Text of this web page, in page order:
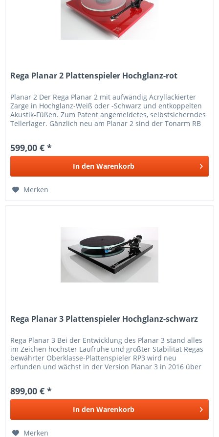
Rega Planar 2 Plattenspieler Hochglanz-rot
Planar 2 Der Rega Planar 2 mit aufwändig Acryllackierter
Zarge in Hochglanz-Weiß oder -Schwarz und entkoppelten
Akustik-Füßen. Zum Patent angemeldetes, selbstsicherndes
Tellerlager. Gänzlich neu am Planar 2 sind der Tonarm RB
599,00 € *
In den Warenkorb
Merken
Rega Planar 3 Plattenspieler Hochglanz-schwarz
Rega Planar 3 Bei der Entwicklung des Planar 3 stand alles
im Zeichen höchster Laufruhe und größter Stabilität Regas
bewährter Oberklasse-Plattenspieler RP3 wird neu
erfunden und wächst in der Version Planar 3 in 2016 über
899,00 € *
In den Warenkorb
Merken